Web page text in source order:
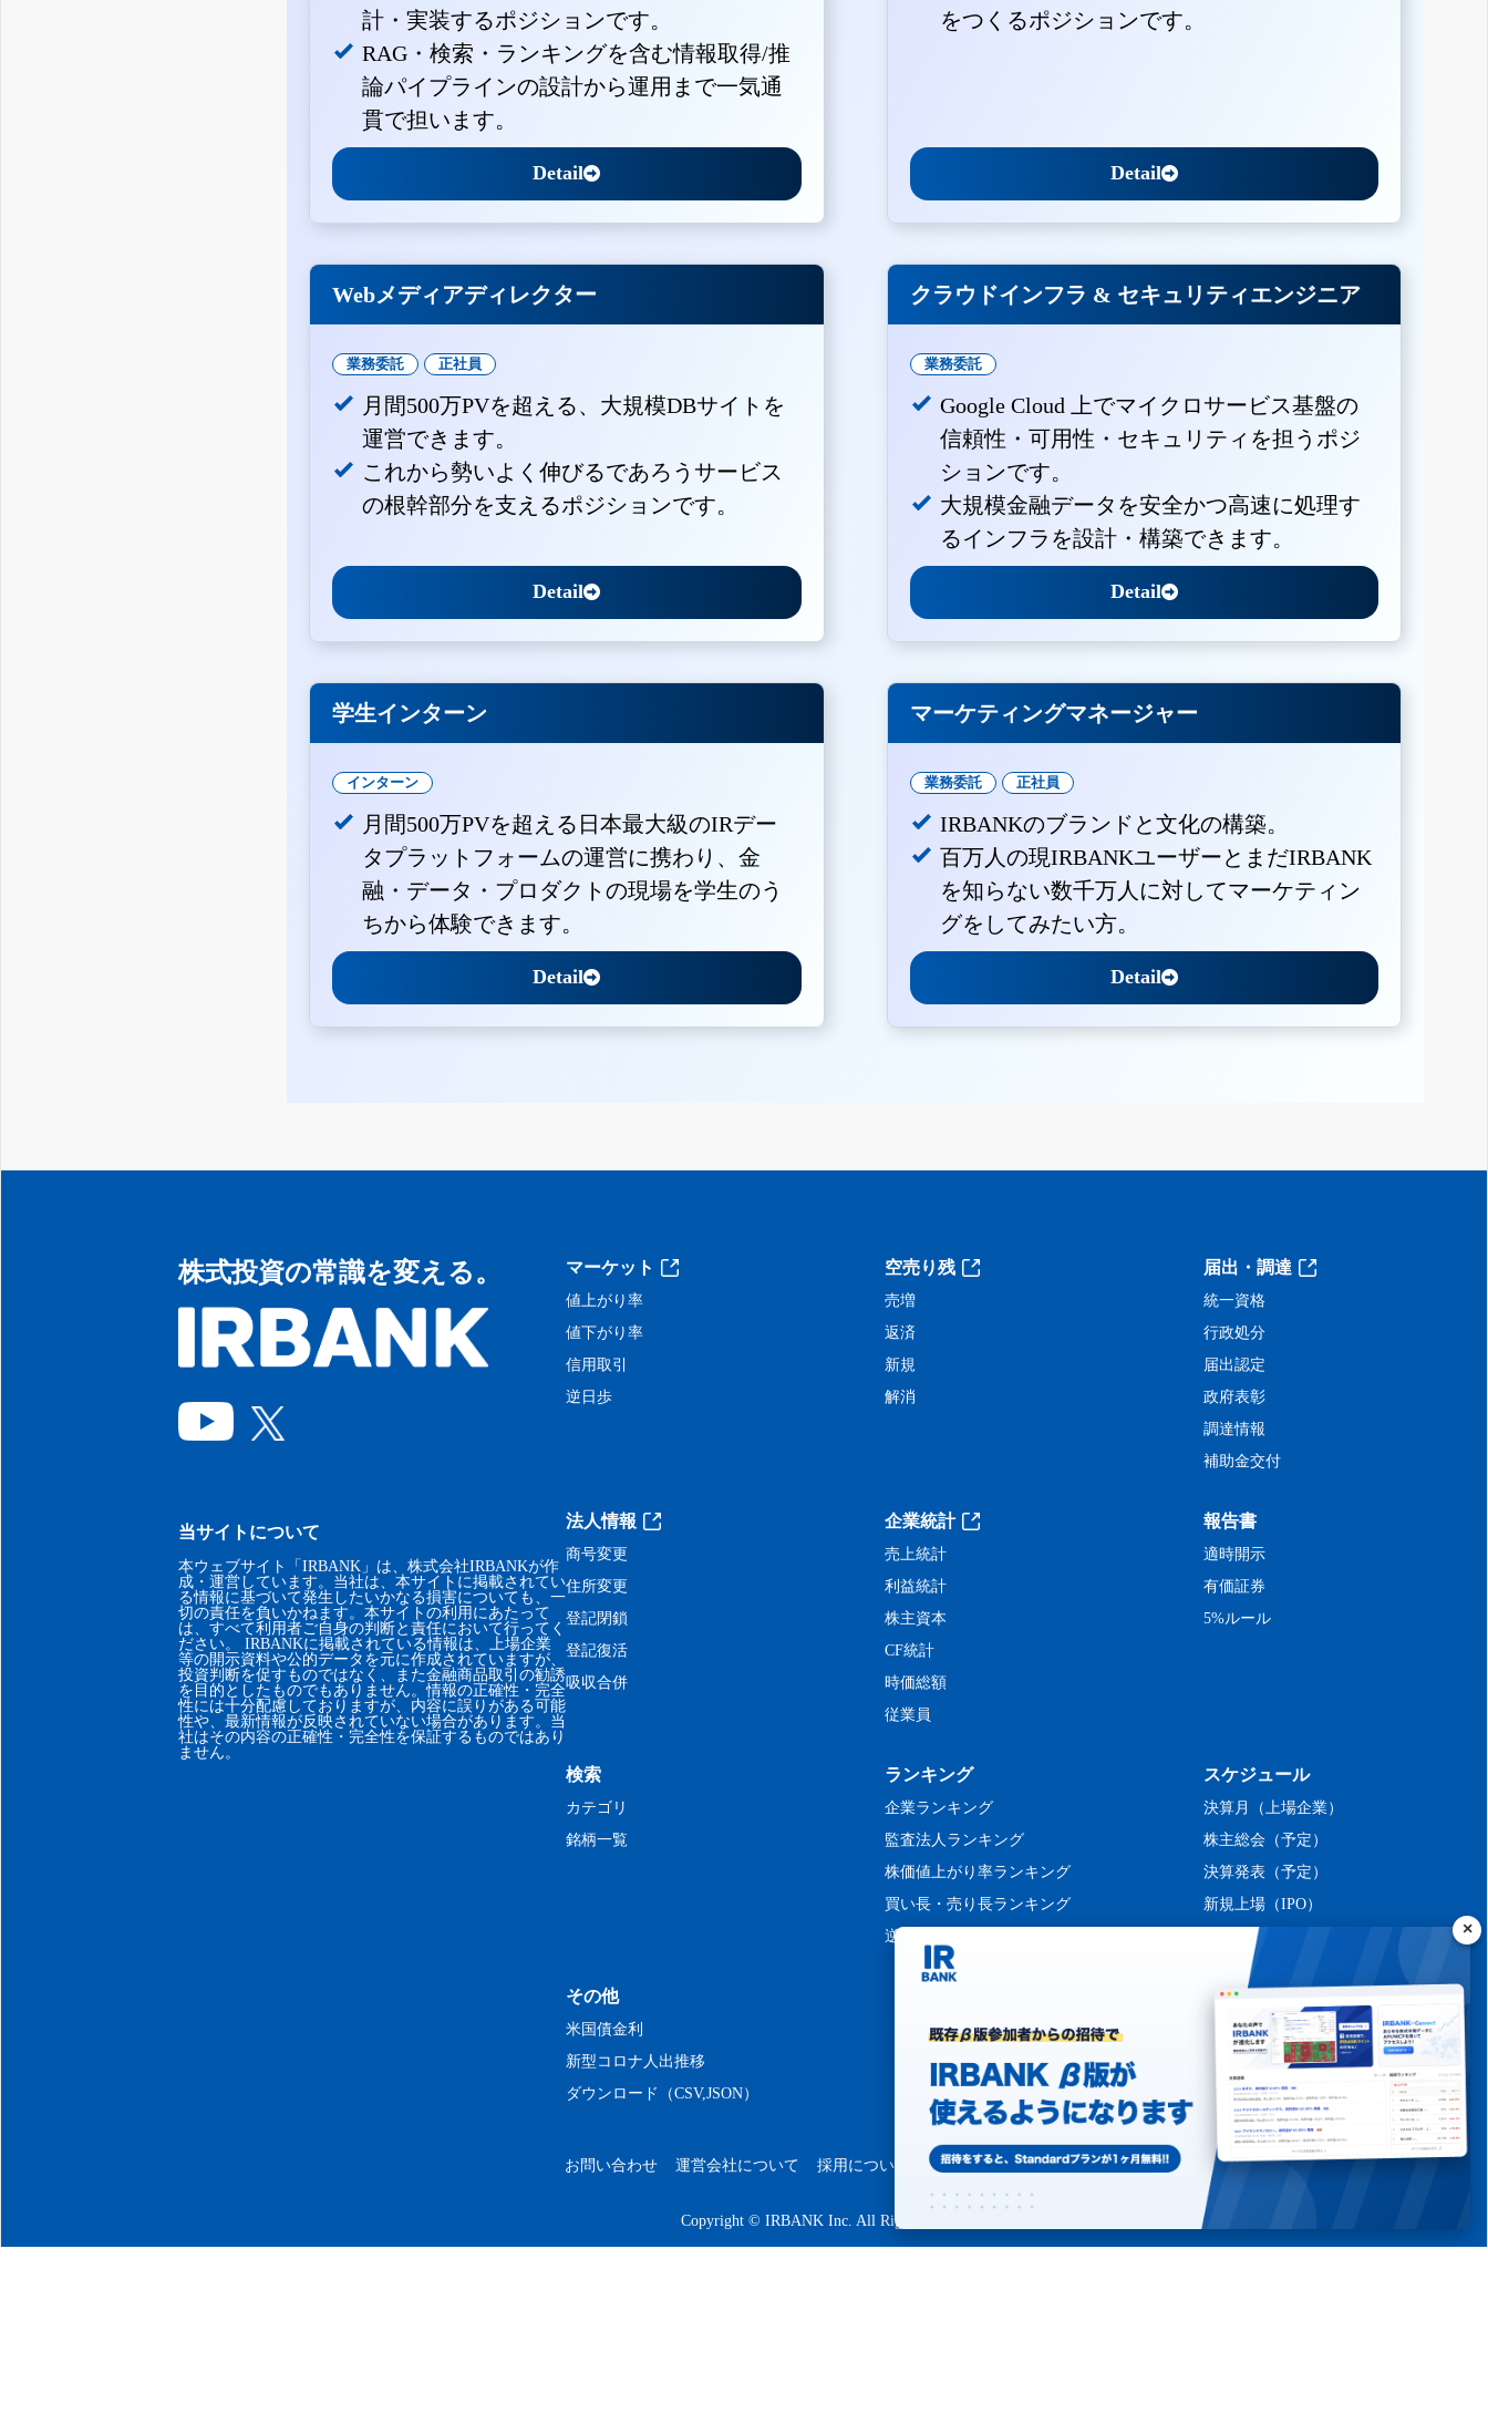
計・実装するポジションです。
RAG・検索・ランキングを含む情報取得/推
論パイプラインの設計から運用まで一気通
貫で担います。
Detail
をつくるポジションです。
Detail
Webメディアディレクター
業務委託 正社員
月間500万PVを超える、大規模DBサイトを
運営できます。
これから勢いよく伸びるであろうサービス
の根幹部分を支えるポジションです。
Detail
クラウドインフラ & セキュリティエンジニア
業務委託
Google Cloud 上でマイクロサービス基盤の
信頼性・可用性・セキュリティを担うポジ
ションです。
大規模金融データを安全かつ高速に処理す
るインフラを設計・構築できます。
Detail
学生インターン
インターン
月間500万PVを超える日本最大級のIRデー
タプラットフォームの運営に携わり、金
融・データ・プロダクトの現場を学生のう
ちから体験できます。
Detail
マーケティングマネージャー
業務委託 正社員
IRBANKのブランドと文化の構築。
百万人の現IRBANKユーザーとまだIRBANK
を知らない数千万人に対してマーケティン
グをしてみたい方。
Detail
株式投資の常識を変える。
当サイトについて
本ウェブサイト「IRBANK」は、株式会社IRBANKが作
成・運営しています。当社は、本サイトに掲載されてい
る情報に基づいて発生したいかなる損害についても、一
切の責任を負いかねます。本サイトの利用にあたって
は、すべて利用者ご自身の判断と責任において行ってく
ださい。 IRBANKに掲載されている情報は、上場企業
等の開示資料や公的データを元に作成されていますが、
投資判断を促すものではなく、また金融商品取引の勧誘
を目的としたものでもありません。情報の正確性・完全
性には十分配慮しておりますが、内容に誤りがある可能
性や、最新情報が反映されていない場合があります。当
社はその内容の正確性・完全性を保証するものではあり
ません。
マーケット
値上がり率
値下がり率
信用取引
逆日歩
空売り残
売増
返済
新規
解消
届出・調達
統一資格
行政処分
届出認定
政府表彰
調達情報
補助金交付
法人情報
商号変更
住所変更
登記閉鎖
登記復活
吸収合併
企業統計
売上統計
利益統計
株主資本
CF統計
時価総額
従業員
報告書
適時開示
有価証券
5%ルール
検索
カテゴリ
銘柄一覧
ランキング
企業ランキング
監査法人ランキング
株価値上がり率ランキング
買い長・売り長ランキング
逆日歩ランキング
スケジュール
決算月（上場企業）
株主総会（予定）
決算発表（予定）
新規上場（IPO）
その他
米国債金利
新型コロナ人出推移
ダウンロード（CSV,JSON）
お問い合わせ 運営会社について 採用について プライバシーポリシー
Copyright © IRBANK Inc. All Rights Reserved.